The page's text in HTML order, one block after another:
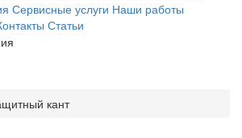
Сервисные услуги Наши работы
Статьи
кант